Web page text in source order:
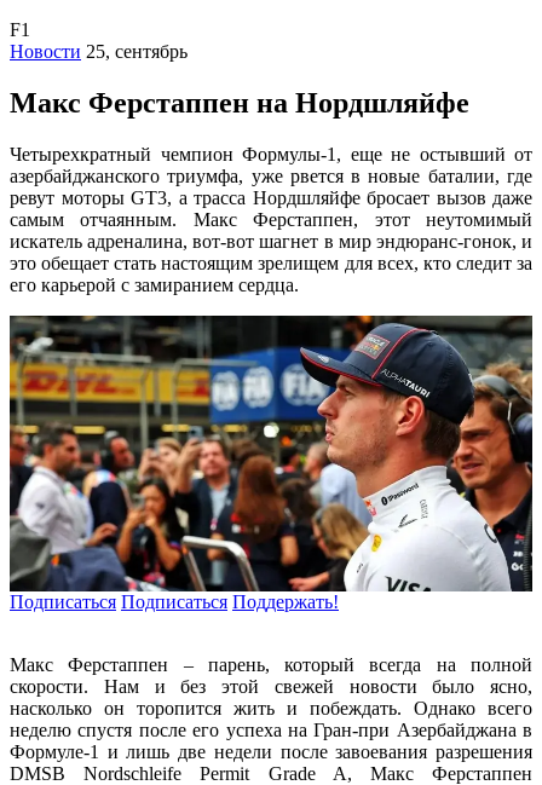
F1
Новости 25, сентябрь
Макс Ферстаппен на Нордшляйфе
Четырехкратный чемпион Формулы-1, еще не остывший от
азербайджанского триумфа, уже рвется в новые баталии, где
ревут моторы GT3, а трасса Нордшляйфе бросает вызов даже
самым отчаянным. Макс Ферстаппен, этот неутомимый
искатель адреналина, вот-вот шагнет в мир эндюранс-гонок, и
это обещает стать настоящим зрелищем для всех, кто следит за
его карьерой с замиранием сердца.
Подписаться Подписаться Поддержать!
Макс Ферстаппен – парень, который всегда на полной
скорости. Нам и без этой свежей новости было ясно,
насколько он торопится жить и побеждать. Однако всего
неделю спустя после его успеха на Гран-при Азербайджана в
Формуле-1 и лишь две недели после завоевания разрешения
DMSB Nordschleife Permit Grade A, Макс Ферстаппен